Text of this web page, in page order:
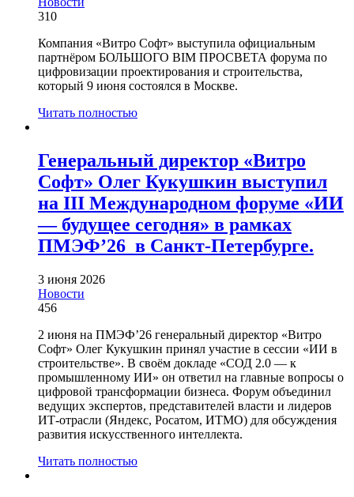
310
Компания «Витро Софт» выступила официальным
партнёром БОЛЬШОГО BIM ПРОСВЕТА форума по
цифровизации проектирования и строительства,
который 9 июня состоялся в Москве.
Читать полностью
Генеральный директор «Витро
Софт» Олег Кукушкин выступил
на III Международном форуме «ИИ
— будущее сегодня» в рамках
ПМЭФ’26 в Санкт-Петербурге.
3 июня 2026
Новости
456
2 июня на ПМЭФ’26 генеральный директор «Витро
Софт» Олег Кукушкин принял участие в сессии «ИИ в
строительстве». В своём докладе «СОД 2.0 — к
промышленному ИИ» он ответил на главные вопросы о
цифровой трансформации бизнеса. Форум объединил
ведущих экспертов, представителей власти и лидеров
ИТ-отрасли (Яндекс, Росатом, ИТМО) для обсуждения
развития искусственного интеллекта.
Читать полностью